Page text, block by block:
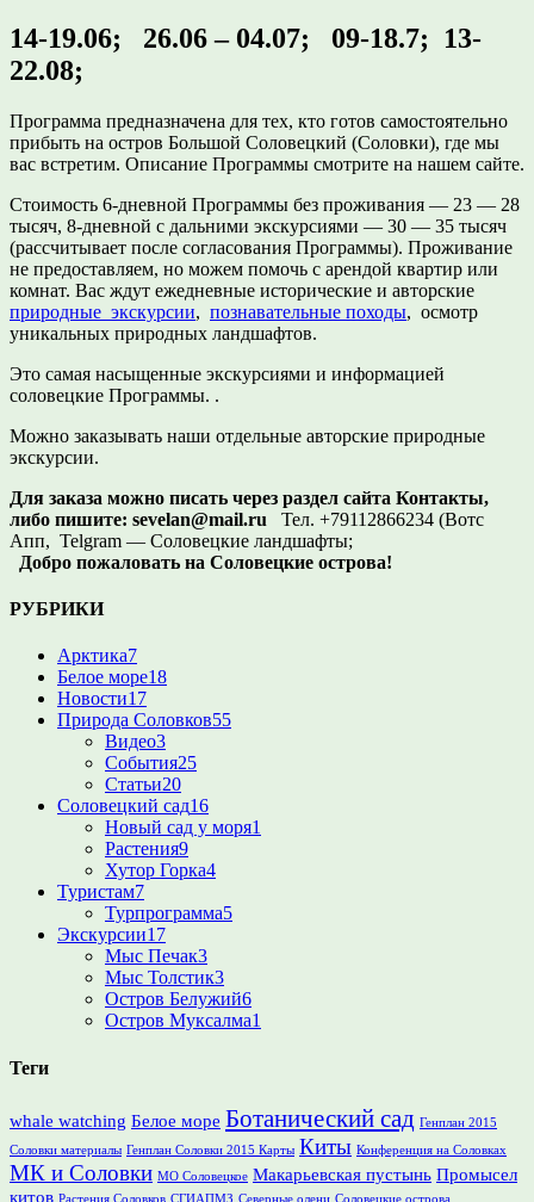
14-19.06; 26.06 – 04.07; 09-18.7; 13-
22.08;
Программа предназначена для тех, кто готов самостоятельно
прибыть на остров Большой Соловецкий (Соловки), где мы
вас встретим. Описание Программы смотрите на нашем сайте.
Стоимость 6-дневной Программы без проживания — 23 — 28
тысяч, 8-дневной с дальними экскурсиями — 30 — 35 тысяч
(рассчитывает после согласования Программы). Проживание
не предоставляем, но можем помочь с арендой квартир или
комнат. Вас ждут ежедневные исторические и авторские
природные экскурсии, познавательные походы, осмотр
уникальных природных ландшафтов.
Это самая насыщенные экскурсиями и информацией
соловецкие Программы. .
Можно заказывать наши отдельные авторские природные
экскурсии.
Для заказа можно писать через раздел сайта Контакты,
либо пишите: sevelan@mail.ru Тел. +79112866234 (Вотс
Апп, Telgram — Соловецкие ландшафты;
Добро пожаловать на Соловецкие острова!
РУБРИКИ
Арктика7
Белое море18
Новости17
Природа Соловков55
Видео3
События25
Статьи20
Соловецкий сад16
Новый сад у моря1
Растения9
Хутор Горка4
Туристам7
Турпрограмма5
Экскурсии17
Мыс Печак3
Мыс Толстик3
Остров Белужий6
Остров Муксалма1
Теги
whale watching Белое море Ботанический сад Генплан 2015
Соловки материалы Генплан Соловки 2015 Карты Киты Конференция на Соловках
МК и Соловки МО Соловецкое Макарьевская пустынь Промысел
китов Растения Соловков СГИАПМЗ Северные олени Соловецкие острова